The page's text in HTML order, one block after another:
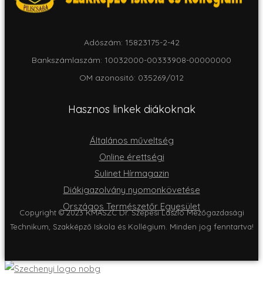
Adószám: 15823175-2-42
Bankszámlaszám: 10032000-00333908-00000000
OM azonositó: 035269/012
Hasznos linkek diákoknak
Általános műveltség
Online érettségi
Sulinet Hírmagazin
Diákigazolvány nyomonkövetése
Országos Természetőr Egyesület
Copyright © 2023 KMASZC Dr. Szepesi László Mezőgazdasági
Technikum, Szakképző Iskola és Kollégium. Minden jog fenntartva!